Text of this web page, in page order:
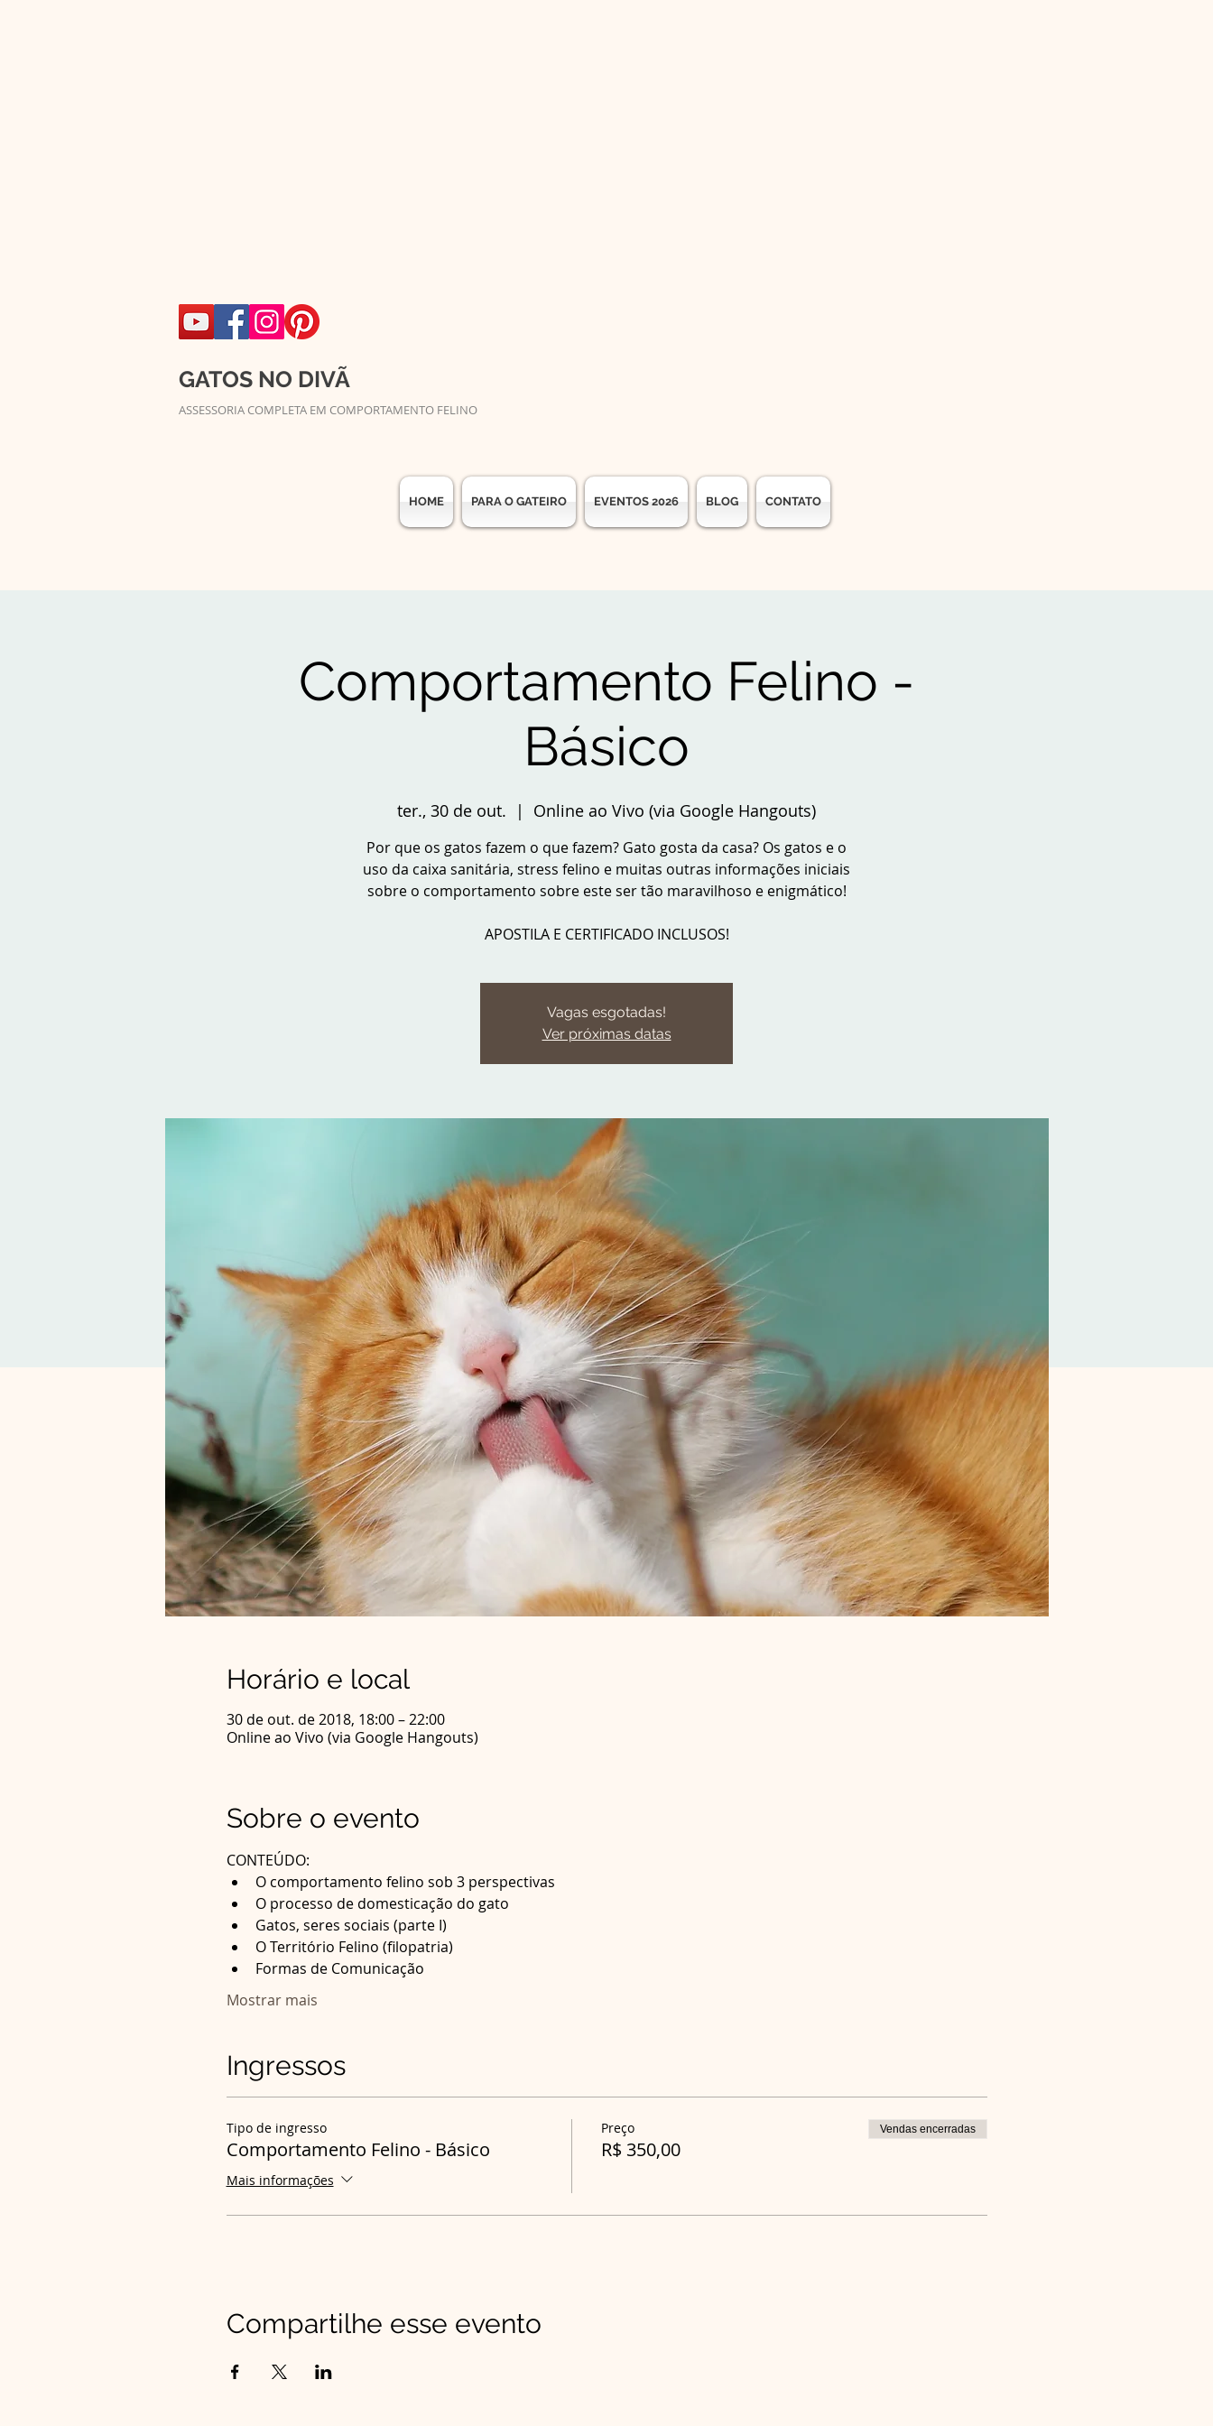
GATOS NO DIVÃ
ASSESSORIA COMPLETA EM COMPORTAMENTO FELINO
HOME PARA O GATEIRO EVENTOS 2026 BLOG CONTATO
Comportamento Felino -
Básico
ter., 30 de out.
  |
Online ao Vivo (via Google Hangouts)
Por que os gatos fazem o que fazem? Gato gosta da casa? Os gatos e o
uso da caixa sanitária, stress felino e muitas outras informações iniciais
sobre o comportamento sobre este ser tão maravilhoso e enigmático!
APOSTILA E CERTIFICADO INCLUSOS!
Vagas esgotadas!
Ver próximas datas
Horário e local
30 de out. de 2018, 18:00 – 22:00
Online ao Vivo (via Google Hangouts)
Sobre o evento
CONTEÚDO:
Formas de Comunicação
Mostrar mais
Ingressos
Tipo de ingresso
Comportamento Felino - Básico
Mais informações
Preço
R$ 350,00
Vendas encerradas
Compartilhe esse evento